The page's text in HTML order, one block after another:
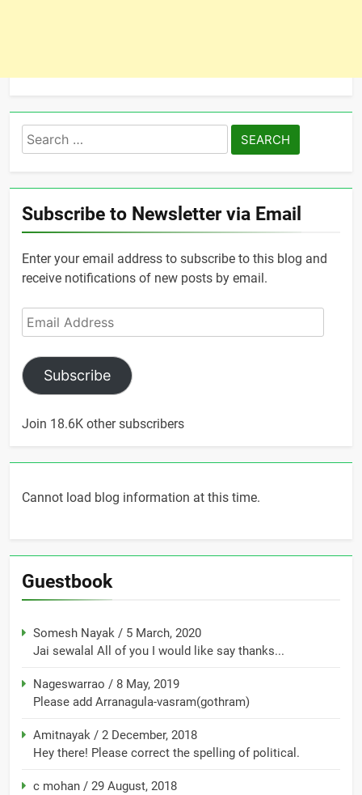
Search
for:
Subscribe to Newsletter via Email
Enter your email address to subscribe to this blog and
receive notifications of new posts by email.
Email
Address
Subscribe
Join 18.6K other subscribers
Cannot load blog information at this time.
Guestbook
Somesh Nayak / 5 March, 2020
Jai sewalal All of you I would like say thanks...
Nageswarrao / 8 May, 2019
Please add Arranagula-vasram(gothram)
Amitnayak / 2 December, 2018
Hey there! Please correct the spelling of political.
c mohan / 29 August, 2018